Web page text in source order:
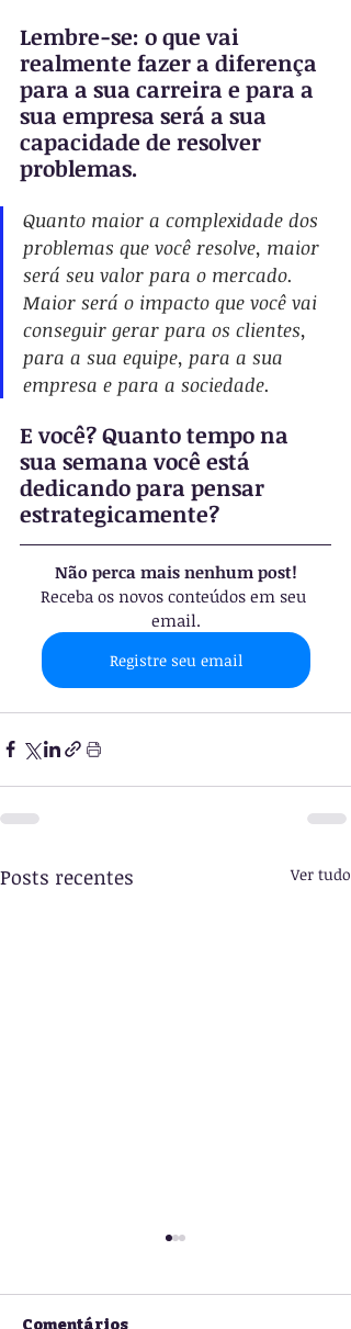
Lembre-se: o que vai
realmente fazer a diferença
para a sua carreira e para a
sua empresa será a sua
capacidade de resolver
problemas.
Quanto maior a complexidade dos
problemas que você resolve, maior
será seu valor para o mercado.
Maior será o impacto que você vai
conseguir gerar para os clientes,
para a sua equipe, para a sua
empresa e para a sociedade.
E você? Quanto tempo na
sua semana você está
dedicando para pensar
estrategicamente?
Não perca mais nenhum post!
Receba os novos conteúdos em seu
email.
Registre seu email
Posts recentes Ver tudo
Comentários